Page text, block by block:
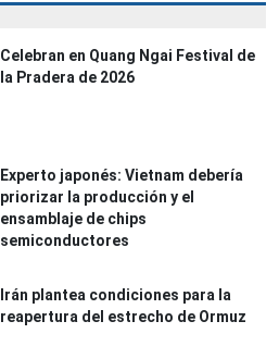
Celebran en Quang Ngai Festival de
la Pradera de 2026
Experto japonés: Vietnam debería
priorizar la producción y el
ensamblaje de chips
semiconductores
Irán plantea condiciones para la
reapertura del estrecho de Ormuz